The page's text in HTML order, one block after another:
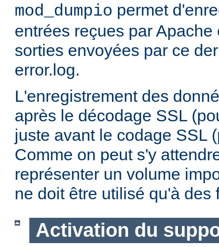
mod_dumpio permet
entrées reçues par Apache
sorties envoyées par ce
error.log.
L'enregistrement des
après le décodage SSL
juste avant le codage SSL
Comme on peut s'y
représenter un volume
ne doit être utilisé qu'à des
Activation du